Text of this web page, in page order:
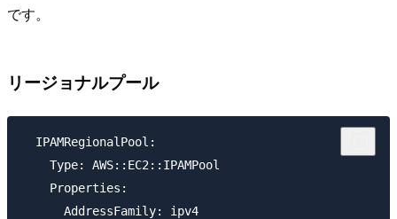
です。
リージョナルプール
  IPAMRegionalPool:
    Type: AWS::EC2::IPAMPool
    Properties:
      AddressFamily: ipv4